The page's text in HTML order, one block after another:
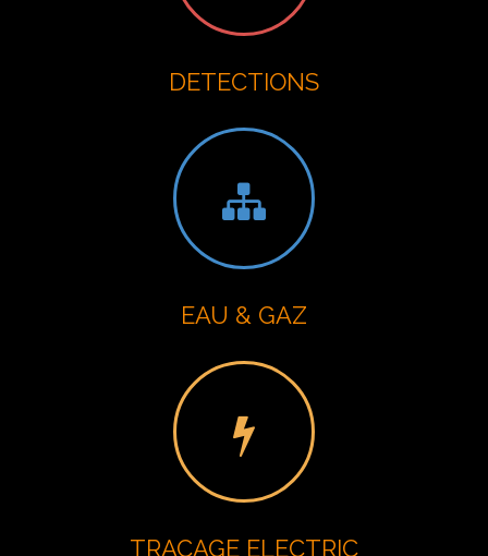
DETECTIONS
EAU & GAZ
TRACAGE ELECTRIC